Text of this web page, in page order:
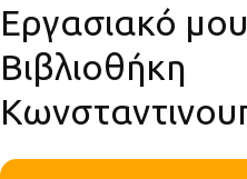
Εργασιακό
Βιβλιοθήκη